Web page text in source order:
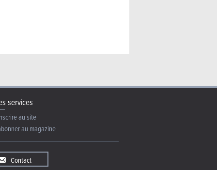
services
au site
au magazine
Contact